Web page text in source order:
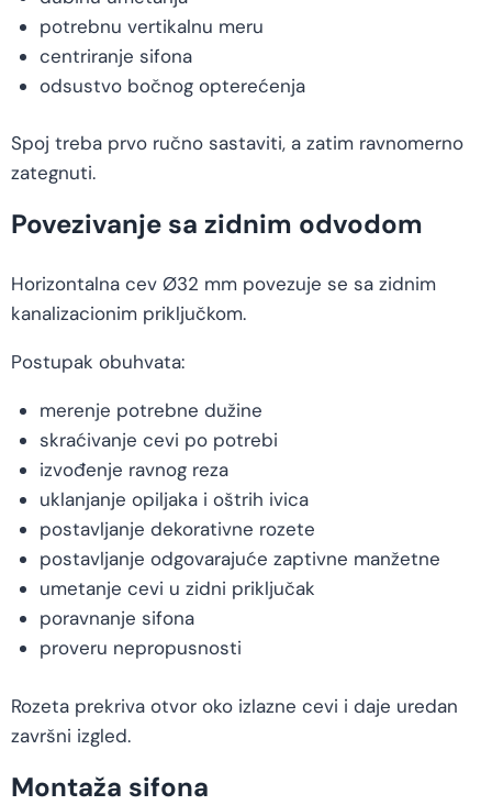
potrebnu vertikalnu meru
centriranje sifona
odsustvo bočnog opterećenja
Spoj treba prvo ručno sastaviti, a zatim ravnomerno
zategnuti.
Povezivanje sa zidnim odvodom
Horizontalna cev Ø32 mm povezuje se sa zidnim
kanalizacionim priključkom.
Postupak obuhvata:
merenje potrebne dužine
skraćivanje cevi po potrebi
izvođenje ravnog reza
uklanjanje opiljaka i oštrih ivica
postavljanje dekorativne rozete
postavljanje odgovarajuće zaptivne manžetne
umetanje cevi u zidni priključak
poravnanje sifona
proveru nepropusnosti
Rozeta prekriva otvor oko izlazne cevi i daje uredan
završni izgled.
Montaža sifona